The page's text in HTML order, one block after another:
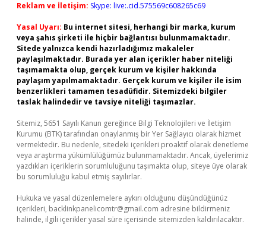
Reklam ve İletişim: Skype: live:.cid.575569c608265c69
Yasal Uyarı: Bu internet sitesi, herhangi bir marka, kurum
veya şahıs şirketi ile hiçbir bağlantısı bulunmamaktadır.
Sitede yalnızca kendi hazırladığımız makaleler
paylaşılmaktadır. Burada yer alan içerikler haber niteliği
taşımamakta olup, gerçek kurum ve kişiler hakkında
paylaşım yapılmamaktadır. Gerçek kurum ve kişiler ile isim
benzerlikleri tamamen tesadüfidir. Sitemizdeki bilgiler
taslak halindedir ve tavsiye niteliği taşımazlar.
Sitemiz, 5651 Sayılı Kanun gereğince Bilgi Teknolojileri ve İletişim
Kurumu (BTK) tarafından onaylanmış bir Yer Sağlayıcı olarak hizmet
vermektedir. Bu nedenle, sitedeki içerikleri proaktif olarak denetleme
veya araştırma yükümlülüğümüz bulunmamaktadır. Ancak, üyelerimiz
yazdıkları içeriklerin sorumluluğunu taşımakta olup, siteye üye olarak
bu sorumluluğu kabul etmiş sayılırlar.
Hukuka ve yasal düzenlemelere aykırı olduğunu düşündüğünüz
içerikleri, backlinkpanelicomtr@gmail.com adresine bildirmeniz
halinde, ilgili içerikler yasal süre içerisinde sitemizden kaldırılacaktır.